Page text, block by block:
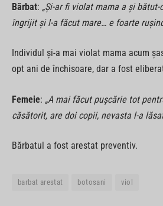
Bărbat: „Și-ar fi violat mama a și
îngrijit și l-a făcut mare… e foarte
Individul și-a mai violat mama acum
opt ani de închisoare, dar a fost
Femeie: „A mai făcut pușcărie tot
căsătorit, are doi copii, nevasta l-a
Bărbatul a fost arestat preventiv.
barbat arestat botosani viol